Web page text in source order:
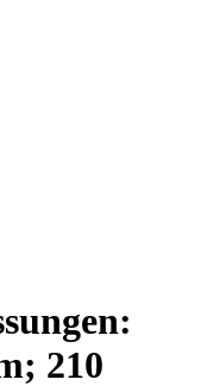
210